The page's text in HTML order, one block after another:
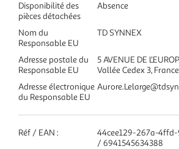
Disponibilité des
pièces détachées
Absence
Nom du
Responsable EU
TD SYNNEX
Adresse postale du
Responsable EU
5 AVENUE DE
Vallée Cedex 3, France
Adresse électronique
du Responsable EU
Réf / EAN :
44cee129-267a-
/ 6941545634388